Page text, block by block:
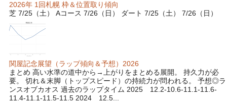
2026年 1回札幌 枠＆位置取り傾向
芝 7/25（土） Aコース 7/26（日） ダート 7/25（土） 7/26（日）
関屋記念展望（ラップ傾向＆予想）2026
まとめ 高い水準の道中から→上がりをまとめる展開。 持久力が必
要。 切れ＆末脚（トップスピード）の持続力が問われる。 予想◎ラ
ンスオブカオス 過去のラップタイム 2025 12.2-10.6-11.1-11.6-
11.4-11.1-11.5-11.5 2024 12.5...